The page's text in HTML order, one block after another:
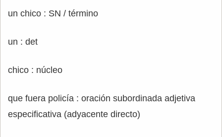
un chico : SN / término
un : det
chico : núcleo
que fuera policía : oración subordinada adjetiva
especificativa (adyacente directo)